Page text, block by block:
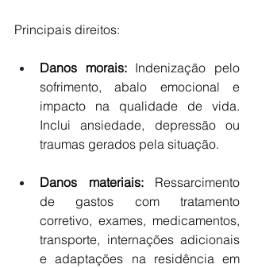
Principais direitos:
Danos morais: Indenização pelo
sofrimento, abalo emocional e
impacto na qualidade de vida.
Inclui ansiedade, depressão ou
traumas gerados pela situação.
Danos materiais: Ressarcimento
de gastos com tratamento
corretivo, exames, medicamentos,
transporte, internações adicionais
e adaptações na residência em